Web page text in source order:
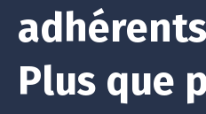
Plus que